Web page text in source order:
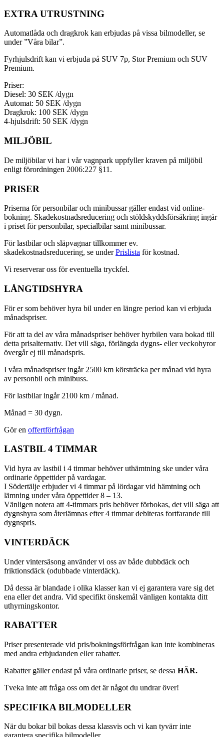
EXTRA UTRUSTNING
Automatlåda och dragkrok kan erbjudas på vissa bilmodeller, se
under ”Våra bilar”.
Fyrhjulsdrift kan vi erbjuda på SUV 7p, Stor Premium och SUV
Premium.
Priser:
Diesel: 30 SEK /dygn
Automat: 50 SEK /dygn
Dragkrok: 100 SEK /dygn
4-hjulsdrift: 50 SEK /dygn
MILJÖBIL
De miljöbilar vi har i vår vagnpark uppfyller kraven på miljöbil
enligt förordningen 2006:227 §11.
PRISER
Priserna för personbilar och minibussar gäller endast vid online-
bokning. Skadekostnadsreducering och stöldskyddsförsäkring ingår
i priset för personbilar, specialbilar samt minibussar.
För lastbilar och släpvagnar tillkommer ev.
skadekostnadsreducering, se underPrislista för kostnad.
Vi reserverar oss för eventuella tryckfel.
LÅNGTIDSHYRA
För er som behöver hyra bil under en längre period kan vi erbjuda
månadspriser.
För att ta del av våra månadspriser behöver hyrbilen vara bokad till
detta prisalternativ. Det vill säga, förlängda dygns- eller veckohyror
övergår ej till månadspris.
I våra månadspriser ingår 2500 km körsträcka per månad vid hyra
av personbil och minibuss.
För lastbilar ingår 2100 km / månad.
Månad = 30 dygn.
Gör en offertförfrågan
LASTBIL 4 TIMMAR
Vid hyra av lastbil i 4 timmar behöver uthämtning ske under våra
ordinarie öppettider på vardagar.
I Södertälje erbjuder vi 4 timmar på lördagar vid hämtning och
lämning under våra öppettider 8 – 13.
Vänligen notera att 4-timmars pris behöver förbokas, det vill säga att
dygnshyra som återlämnas efter 4 timmar debiteras fortfarande till
dygnspris.
VINTERDÄCK
Under vintersäsong använder vi oss av både dubbdäck och
friktionsdäck (odubbade vinterdäck).
Då dessa är blandade i olika klasser kan vi ej garantera vare sig det
ena eller det andra. Vid specifikt önskemål vänligen kontakta ditt
uthyrningskontor.
RABATTER
Priser presenterade vid pris/bokningsförfrågan kan inte kombineras
med andra erbjudanden eller rabatter.
Rabatter gäller endast på våra ordinarie priser, se dessa HÄR.
Tveka inte att fråga oss om det är något du undrar över!
SPECIFIKA BILMODELLER
När du bokar bil bokas dessa klassvis och vi kan tyvärr inte